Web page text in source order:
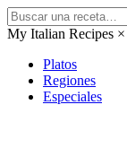
My Italian Recipes ×
Platos
Regiones
Especiales